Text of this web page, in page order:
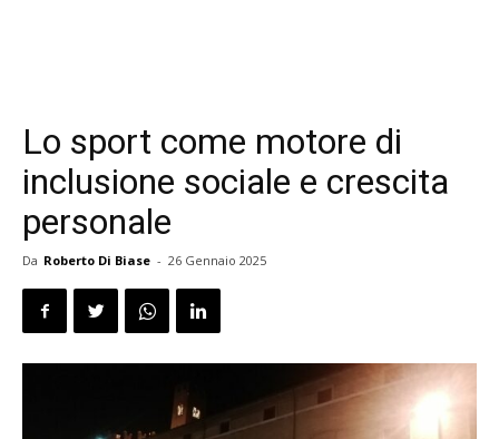
Lo sport come motore di
inclusione sociale e crescita
personale
Da Roberto Di Biase - 26 Gennaio 2025